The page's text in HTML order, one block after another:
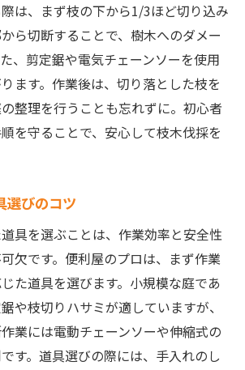
は、まず枝の下から1/3ほど切り込み
ら切断することで、樹木へのダメー
、剪定鋸や電気チェーンソーを使用
ます。作業後は、切り落とした枝を
整理を行うことも忘れずに。初心者
を守ることで、安心して枝木伐採を
選びのコツ
具を選ぶことは、作業効率と安全性
欠です。便利屋のプロは、まず作業
た道具を選びます。小規模な庭であ
や枝切りハサミが適していますが、
業には電動チェーンソーや伸縮式の
す。道具選びの際には、手入れのし